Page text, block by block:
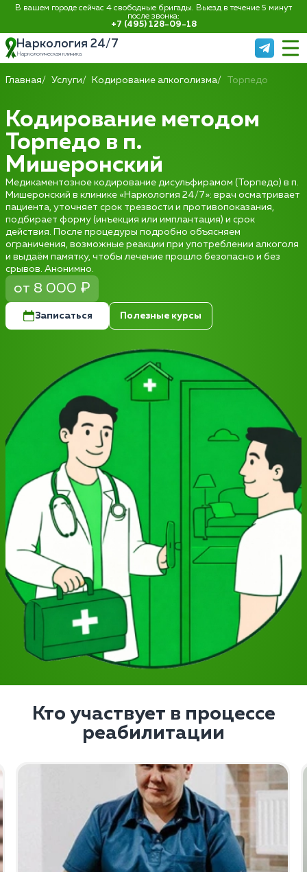
В вашем городе сейчас 4 свободные бригады. Выезд в течение 5 минут
после звонка:
+7 (495) 128-09-18
Наркология 24/7
Наркологическая клиника
Главная Услуги Кодирование алкоголизма Торпедо
Кодирование методом
Торпедо в п.
Мишеронский
Медикаментозное кодирование дисульфирамом (Торпедо) в п.
Мишеронский в клинике «Наркология 24/7»: врач осматривает
пациента, уточняет срок трезвости и противопоказания,
подбирает форму (инъекция или имплантация) и срок
действия. После процедуры подробно объясняем
ограничения, возможные реакции при употреблении алкоголя
и выдаём памятку, чтобы лечение прошло безопасно и без
срывов. Анонимно.
от 8 000 ₽
Записаться Полезные курсы
Кто участвует в процессе
реабилитации